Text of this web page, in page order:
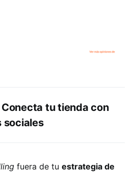
Conecta tu tienda con
sociales
fuera de tu estrategia de